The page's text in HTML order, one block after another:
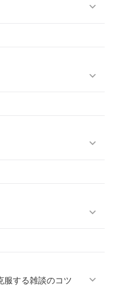
服する雑談のコツ